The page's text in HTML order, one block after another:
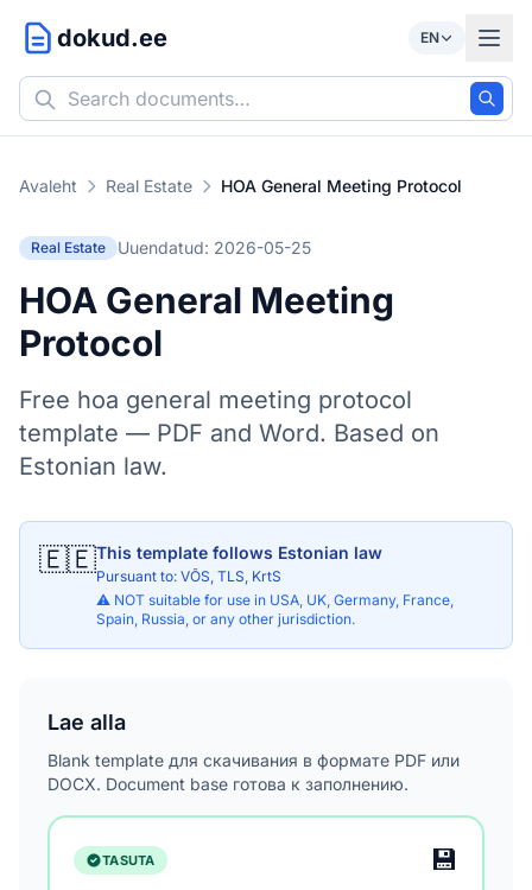
dokud.ee EN
Avaleht Real Estate HOA General Meeting Protocol
Real Estate Uuendatud: 2026-05-25
HOA General Meeting
Protocol
Free hoa general meeting protocol
template — PDF and Word. Based on
Estonian law.
🇪🇪This template follows Estonian law
Pursuant to: VÕS, TLS, KrtS
⚠️ NOT suitable for use in USA, UK, Germany, France,
Spain, Russia, or any other jurisdiction.
Lae alla
Blank template для скачивания в формате PDF или
DOCX. Document base готова к заполнению.
TASUTA 💾